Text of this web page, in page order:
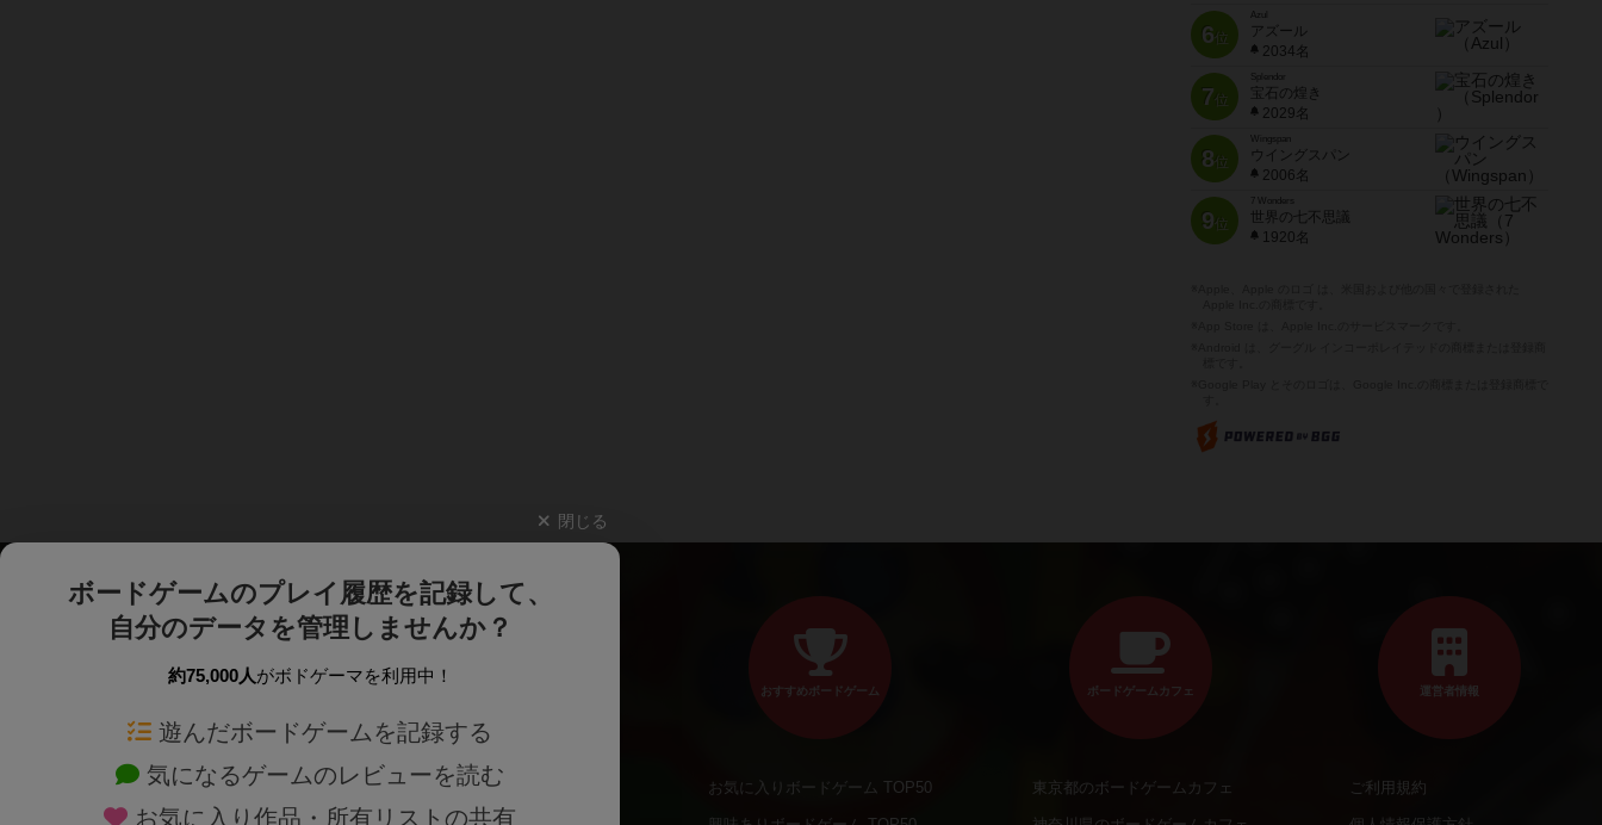
6位
Azul
アズール
2034名
7位
宝石の煌き
2029名
8位
Wingspan
ウイングスパン
2006名
9位
7 Wonders
世界の七不思議
1920名
閉じる
ボードゲームのプレイ履歴を記録して、
自分のデータを管理しませんか？
約75,000人がボドゲーマを利用中！
遊んだボードゲームを記録する
気になるゲームのレビューを読む
お気に入り作品・所有リストの共有
ボードゲームを検索する 新作・再入荷情報
おすすめボードゲーム
お気に入りボードゲーム TOP50
ボードゲームカフェ
東京都のボードゲームカフェ
運営者情報
ご利用規約